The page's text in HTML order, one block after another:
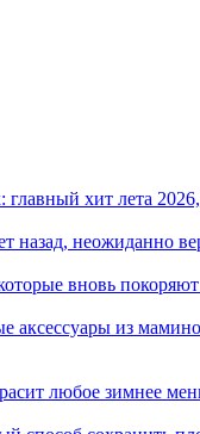
хит лета
назад, неожиданно
вновь
аксессуары из
любое зимнее